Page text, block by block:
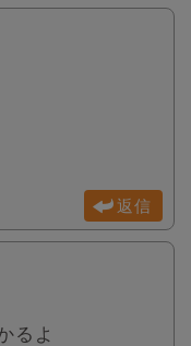
返信
るよ